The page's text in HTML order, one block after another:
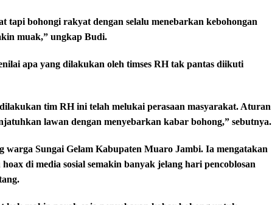
tapi bohongi rakyat dengan selalu menebarkan kebohongan
muak,” ungkap Budi.
apa yang dilakukan oleh timses RH tak pantas diikuti
tim RH ini telah melukai perasaan masyarakat. Aturan
lawan dengan menyebarkan kabar bohong,” sebutnya.
warga Sungai Gelam Kabupaten Muaro Jambi. Ia mengatakan
di media sosial semakin banyak jelang hari pencoblosan